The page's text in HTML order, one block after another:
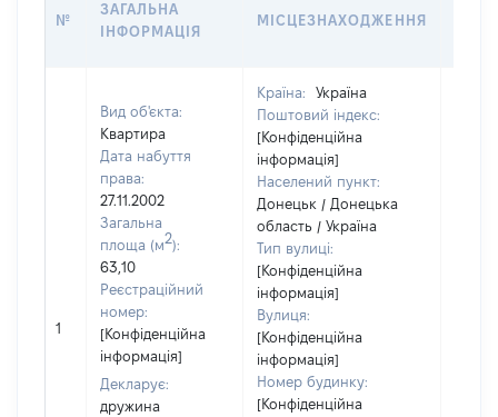
№
ЗАГАЛЬНА
ІНФОРМАЦІЯ
МІСЦЕЗНАХОДЖЕННЯ
1
Вид об'єкта:
Квартира
Дата набуття
права:
27.11.2002
Загальна
площа (м2):
63,10
Реєстраційний
номер:
[Конфіденційна
інформація]
Декларує:
дружина
Країна:
Україна
Поштовий індекс:
[Конфіденційна
інформація]
Населений пункт:
Донецьк / Донецька
область / Україна
Тип вулиці:
[Конфіденційна
інформація]
Вулиця:
[Конфіденційна
інформація]
Номер будинку:
[Конфіденційна